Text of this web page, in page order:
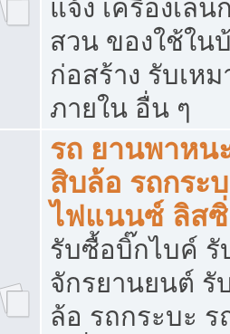
แจ้ง เครื่องเล่น
สวน ของใช้ใน
ก่อสร้าง รับเห
ภายใน อื่น ๆ
รถ ยานพาหน
สิบล้อ รถกระ
ไฟแนนซ์ ลิส
รับซื้อบิ๊กไบค์
จักรยานยนต์ รั
ล้อ รถกระบะ